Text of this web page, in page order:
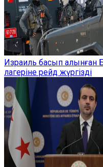
Израиль басып алынған
лагеріне рейд жүргізді